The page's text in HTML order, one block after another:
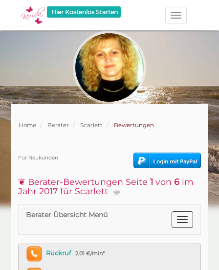
Hier Kostenlos Starten
Home Berater Scarlett Bewertungen
Für Neukunden
❦ Berater-Bewertungen Seite1 von 6 im
Jahr 2017 für Scarlett
Berater Übersicht Menü
Rückruf 2,01 €/min*